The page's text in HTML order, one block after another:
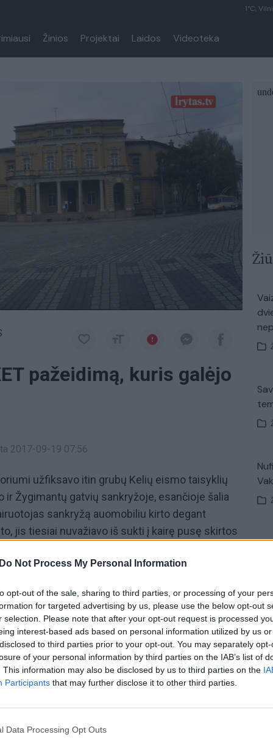
Do Not Process My Personal Information
opt-out of the sale, sharing to third parties, or processing of your
for targeted advertising by us, please use the below opt-out
selection. Please note that after your opt-out request is processed
interest-based ads based on personal information utilized by us
to third parties prior to your opt-out. You may separately
of your personal information by third parties on the IAB’s list of
This information may also be disclosed by us to third parties on the
Participants that may further disclose it to other third parties.
Data Processing Opt Outs
1°C,
Žinios Projektai Laidos Videoteka
pažeidimą, kuris galėjo
2017-09-19 07:56
užfiksavo itin grubų Kelių eismo taisyklių
ir Žygimantų gatvių sankryžoje, esančioje šalia
sankryžą auomobiliu kirto degant
jis tiesiai nuvažiavo iš sukti į kairę pusę skirtos
pravažiuoja sankryžą tuo metu, kai per
nė vieno jų nekliudė. Ar ir jūs norite
savo vaizdo įrašus adresu
laimėkite 100 eurų!
Kelių eismo taisyklių (KET) pažeidimas Vilnius
V.